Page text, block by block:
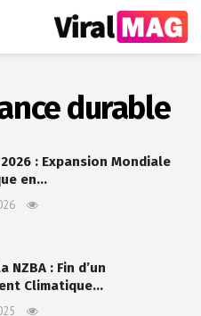
durable
: Expansion Mondiale
en…
NZBA : Fin d’un
Climatique…